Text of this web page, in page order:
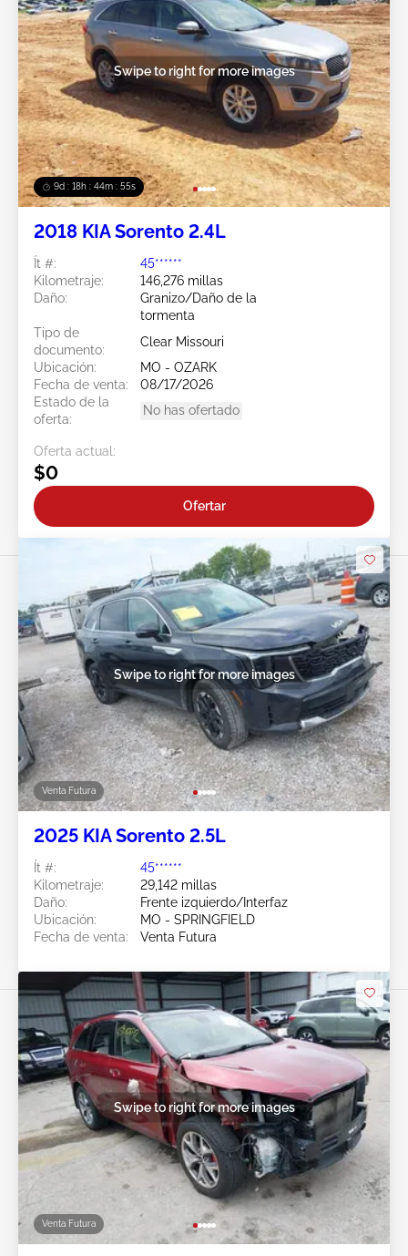
9d : 18h : 44m : 52s
Swipe to right for more images
2018 KIA Sorento 2.4L
Ít #:
45******
Kilometraje:
146,276 millas
Daño:
Granizo/Daño de la
tormenta
Tipo de
documento:
Clear Missouri
Ubicación:
MO - OZARK
Fecha de venta:
08/17/2026
Estado de la
oferta:
No has ofertado
Oferta actual:
$0
Ofertar
Venta Futura
Swipe to right for more images
2025 KIA Sorento 2.5L
Ít #:
45******
Kilometraje:
29,142 millas
Daño:
Frente izquierdo/Interfaz
Ubicación:
MO - SPRINGFIELD
Fecha de venta:
Venta Futura
Venta Futura
Swipe to right for more images